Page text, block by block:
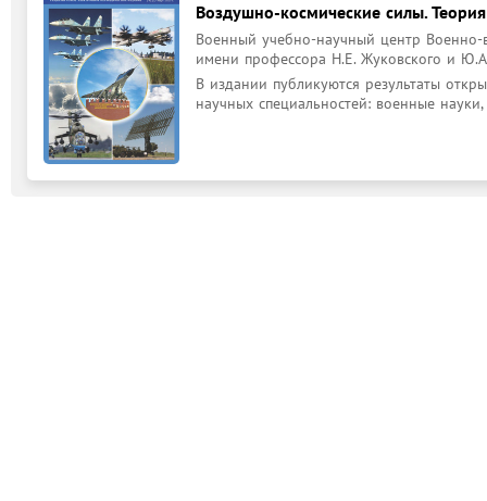
Воздушно-космические силы.
Военный учебно-научный центр
имени профессора Н.Е. Жуковского и
В издании публикуются результаты
научных специальностей: военные науки,